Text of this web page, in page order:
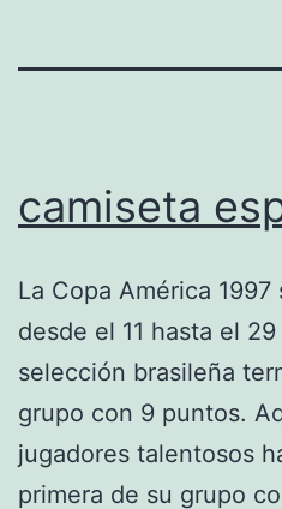
camiseta
La Copa América
desde el 11 hasta el
selección brasileña
grupo con 9 puntos.
jugadores talentosos
primera de su grupo